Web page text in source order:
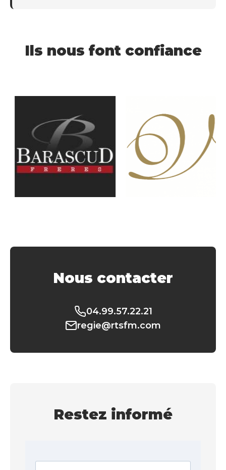
Ils nous font confiance
Nous contacter
04.99.57.22.21
regie@rtsfm.com
Restez informé